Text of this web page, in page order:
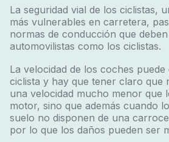
La seguridad vial de los ciclistas,
más vulnerables en carretera,
normas de conducción que
automovilistas como los ciclistas.
La velocidad de los coches puede
ciclista y hay que tener claro que
una velocidad mucho menor que
motor, sino que además cuando
suelo no disponen de una
por lo que los daños pueden ser